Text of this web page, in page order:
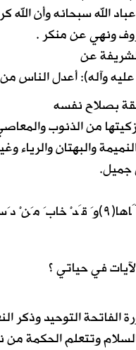
الله سبحانه وأن
ونهي عن منكر .
عن
وآله): أعدل الناس
من الذنوب
والبهتان
جميل.
في حياتي ؟
الفاتحة التوحيد وذكر
وتتعلم الحكمة من